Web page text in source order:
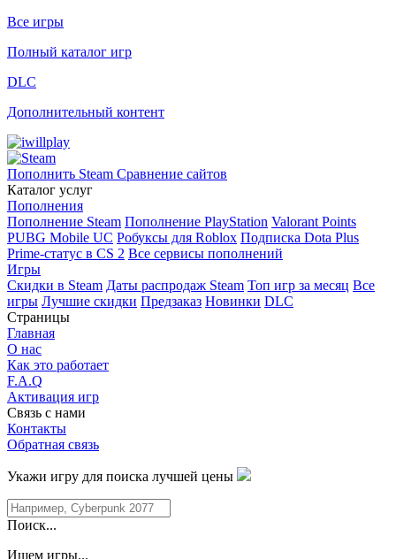
Все игры
Полный каталог игр
DLC
Дополнительный контент
Пополнить Steam Сравнение сайтов
Каталог услуг
Пополнения
Пополнение Steam Пополнение PlayStation Valorant Points
PUBG Mobile UC Робуксы для Roblox Подписка Dota Plus
Prime-статус в CS 2 Все сервисы пополнений
Игры
Скидки в Steam Даты распродаж Steam Топ игр за месяц Все
игры Лучшие скидки Предзаказ Новинки DLC
Страницы
Главная
О нас
Как это работает
F.A.Q
Активация игр
Связь с нами
Контакты
Обратная связь
Укажи игру для поиска лучшей цены
Поиск...
Ищем игры...